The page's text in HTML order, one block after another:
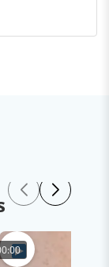
00:00